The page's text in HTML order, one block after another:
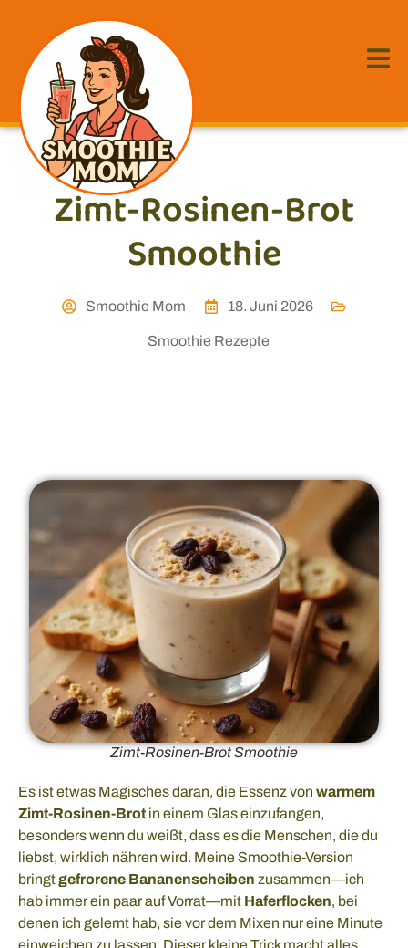
Zimt-Rosinen-Brot
Smoothie
Smoothie Mom 18. Juni 2026
Smoothie Rezepte
Zimt-Rosinen-Brot Smoothie
Es ist etwas Magisches daran, die Essenz von warmem
Zimt-Rosinen-Brot in einem Glas einzufangen,
besonders wenn du weißt, dass es die Menschen, die du
liebst, wirklich nähren wird. Meine Smoothie-Version
bringtgefrorene Bananenscheiben zusammen—ich
hab immer ein paar auf Vorrat—mit Haferflocken, bei
denen ich gelernt hab, sie vor dem Mixen nur eine Minute